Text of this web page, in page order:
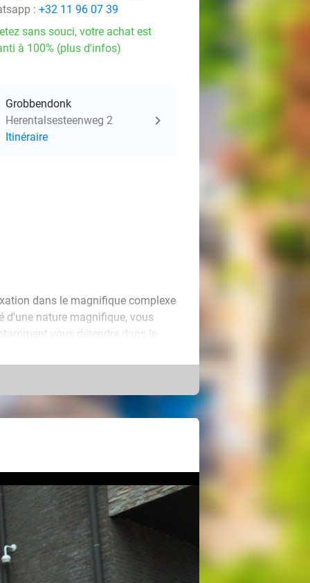
: +32 11 96 07 39
sans souci, votre achat est
à 100% (plus d'infos)
Grobbendonk
Herentalsesteenweg 2
Itinéraire
dans le magnifique complexe
d'une nature magnifique, vous
vous détendre dans le
infusion, une piscine intérieure et
un jardin avec une vue
par vous-même la
!